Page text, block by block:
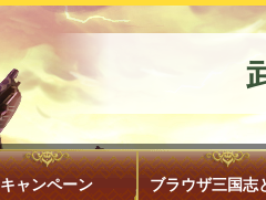
キャンペーン ブラウザ三国志